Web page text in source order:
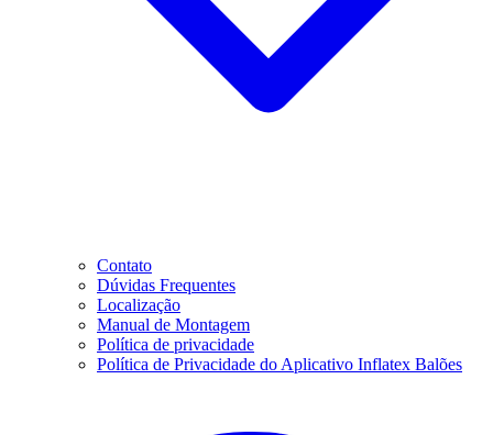
Contato
Dúvidas Frequentes
Localização
Manual de Montagem
Política de privacidade
Política de Privacidade do Aplicativo Inflatex Balões